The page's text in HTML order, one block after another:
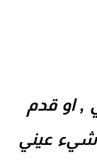
, او قدم
عيني